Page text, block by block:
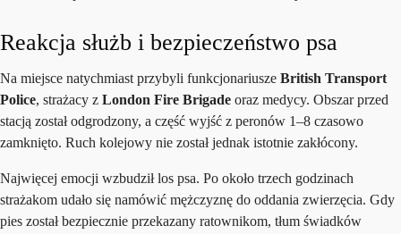
Reakcja służb i bezpieczeństwo psa
Na miejsce natychmiast przybyli funkcjonariusze British Transport
Police, strażacy z London Fire Brigade oraz medycy. Obszar przed
stacją został odgrodzony, a część wyjść z peronów 1–8 czasowo
zamknięto. Ruch kolejowy nie został jednak istotnie zakłócony.
Najwięcej emocji wzbudził los psa. Po około trzech godzinach
strażakom udało się namówić mężczyznę do oddania zwierzęcia. Gdy
pies został bezpiecznie przekazany ratownikom, tłum świadków